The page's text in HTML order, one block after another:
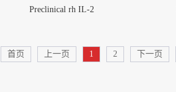
Preclinical rh IL-2
首页 上一页 1 2 下一页